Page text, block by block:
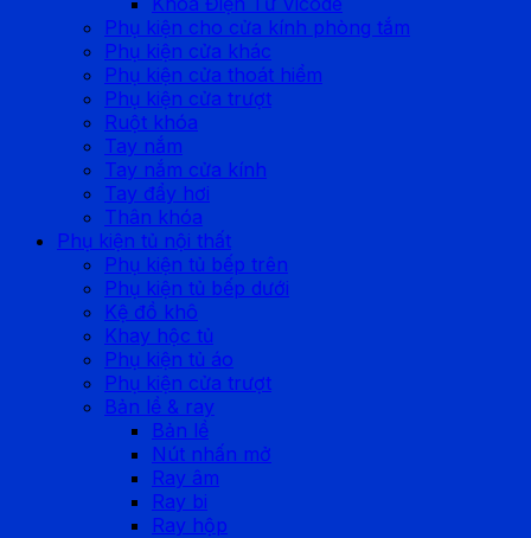
Phụ kiện cho cửa kính phòng tắm
Phụ kiện cửa khác
Phụ kiện cửa thoát hiểm
Phụ kiện cửa trượt
Ruột khóa
Tay nắm
Tay nắm cửa kính
Tay đẩy hơi
Thân khóa
Phụ kiện tủ nội thất
Phụ kiện tủ bếp trên
Phụ kiện tủ bếp dưới
Kệ đồ khô
Khay hộc tủ
Phụ kiện tủ áo
Phụ kiện cửa trượt
Bản lề & ray
Bản lề
Nút nhấn mở
Ray âm
Ray bi
Ray hộp